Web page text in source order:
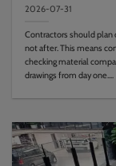
2026-07-31
Contractors should plan
not after. This means
checking material
drawings from day one....